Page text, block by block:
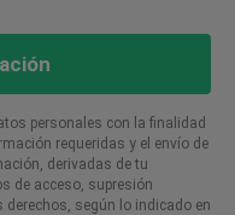
personales con la finalidad
requeridas y el envío de
derivadas de tu
de acceso, supresión
según lo indicado en